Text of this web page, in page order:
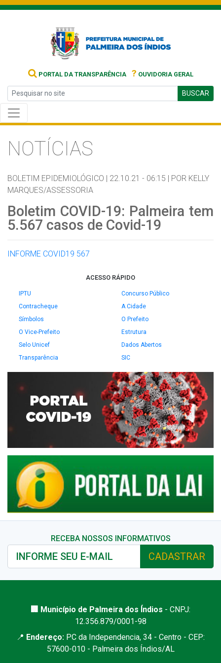
PORTAL DA TRANSPARÊNCIA ? OUVIDORIA GERAL
BUSCAR
NOTÍCIAS
BOLETIM EPIDEMIOLÓGICO | 22.10.21 - 06:15 | POR KELLY
MARQUES/ASSESSORIA
Boletim COVID-19: Palmeira tem
5.567 casos de Covid-19
INFORME COVID19 567
ACESSO RÁPIDO
IPTU
Concurso Público
Contracheque
A Cidade
Símbolos
O Prefeito
O Vice-Prefeito
Estrutura
Selo Unicef
Dados Abertos
Transparência
SIC
RECEBA NOSSOS INFORMATIVOS
CADASTRAR
🏢 Município de Palmeira dos Índios - CNPJ:
12.356.879/0001-98
📍 Endereço: PC da Independencia, 34 - Centro - CEP:
57600-010 - Palmeira dos Índios/AL